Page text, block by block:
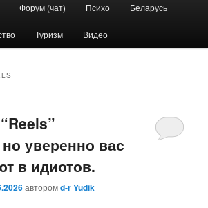
Форум (чат) Психо Беларусь
Туризм Видео
уверенно вас
в идиотов.
авторомd-r Yudik